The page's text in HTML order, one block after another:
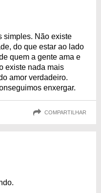
simples. Não existe
do que estar ao lado
quem a gente ama e
existe nada mais
amor verdadeiro.
enxergar.
COMPARTILHAR